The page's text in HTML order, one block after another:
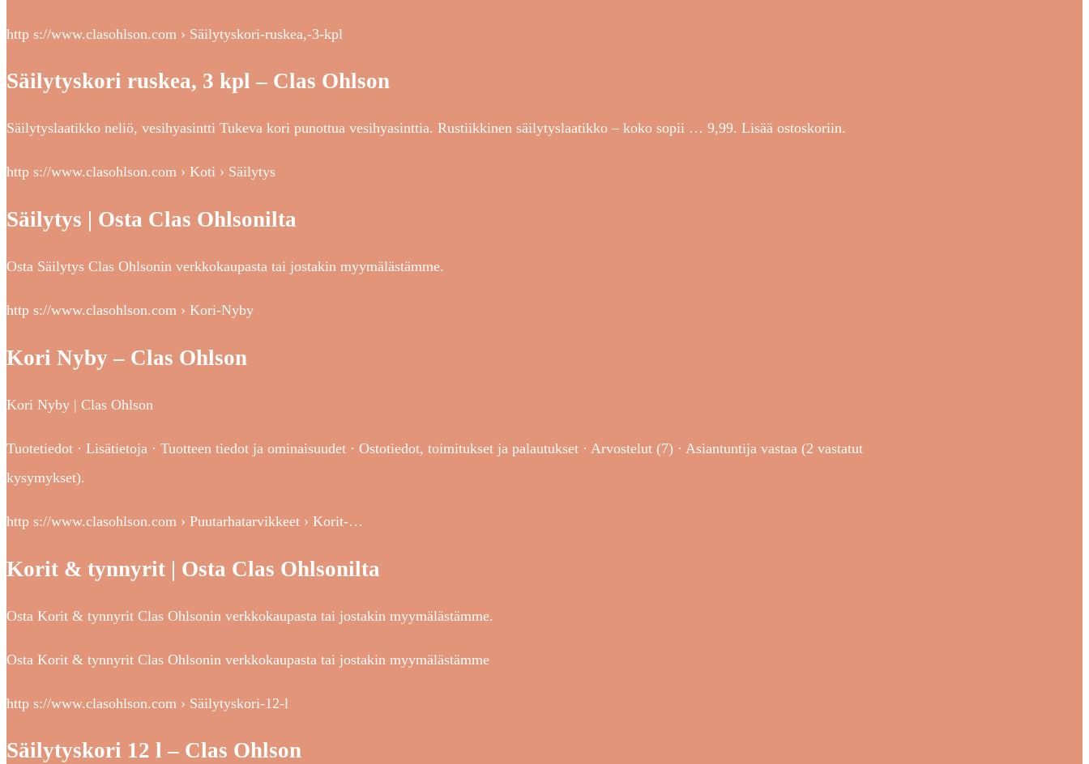
http s://www.clasohlson.com › Säilytyskori-ruskea,-3-kpl
Säilytyskori ruskea, 3 kpl – Clas Ohlson
Säilytyslaatikko neliö, vesihyasintti Tukeva kori punottua vesihyasinttia. Rustiikkinen säilytyslaatikko – koko sopii … 9,99. Lisää ostoskoriin.
http s://www.clasohlson.com › Koti › Säilytys
Säilytys | Osta Clas Ohlsonilta
Osta Säilytys Clas Ohlsonin verkkokaupasta tai jostakin myymälästämme.
http s://www.clasohlson.com › Kori-Nyby
Kori Nyby – Clas Ohlson
Kori Nyby | Clas Ohlson
Tuotetiedot · Lisätietoja · Tuotteen tiedot ja ominaisuudet · Ostotiedot, toimitukset ja palautukset · Arvostelut (7) · Asiantuntija vastaa (2 vastatut
kysymykset).
http s://www.clasohlson.com › Puutarhatarvikkeet › Korit-…
Korit & tynnyrit | Osta Clas Ohlsonilta
Osta Korit & tynnyrit Clas Ohlsonin verkkokaupasta tai jostakin myymälästämme.
Osta Korit & tynnyrit Clas Ohlsonin verkkokaupasta tai jostakin myymälästämme
http s://www.clasohlson.com › Säilytyskori-12-l
Säilytyskori 12 l – Clas Ohlson